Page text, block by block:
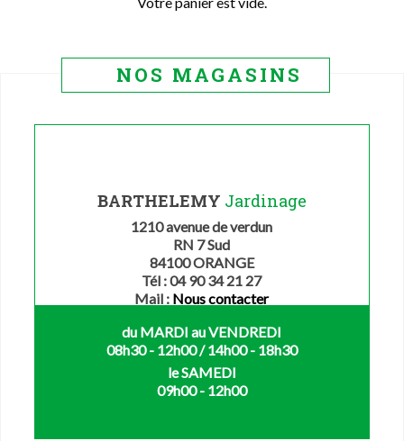
NOS MAGASINS
BARTHELEMY Jardinage
1210 avenue de verdun
RN 7 Sud
84100 ORANGE
Tél : 04 90 34 21 27
Mail : Nous contacter
du MARDI au VENDREDI
08h30 - 12h00 / 14h00 - 18h30
le SAMEDI
09h00 - 12h00